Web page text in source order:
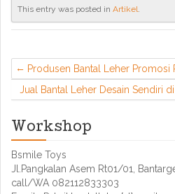
This entry was posted in Artikel.
Produsen Bantal Leher Promosi
Jual Bantal Leher Desain Sendiri di
Workshop
Bsmile Toys
Jl.Pangkalan Asem Rt01/01,
call/WA 082112833303